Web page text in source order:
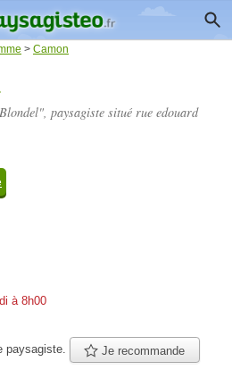
> Camon
paysagiste situé rue edouard
à 8h00
paysagiste. Je recommande